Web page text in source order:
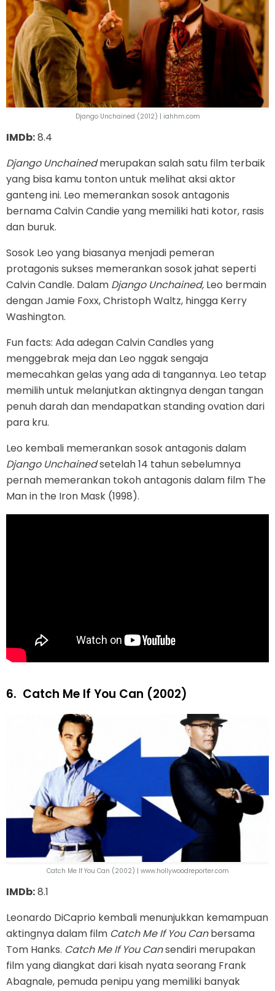
Django Unchained (2012) | iahhm.com
IMDb:8.4
Django Unchainedmerupakan salah satu film terbaik
yang bisa kamu tonton untuk melihat aksi aktor
ganteng ini. Leo memerankan sosok antagonis
bernama Calvin Candie yang memiliki hati kotor, rasis
dan buruk.
Sosok Leo yang biasanya menjadi pemeran
protagonis sukses memerankan sosok jahat seperti
Calvin Candle. Dalam Django Unchained, Leo bermain
dengan Jamie Foxx, Christoph Waltz, hingga Kerry
Washington.
Fun facts: Ada adegan Calvin Candles yang
menggebrak meja dan Leo nggak sengaja
memecahkan gelas yang ada di tangannya. Leo tetap
memilih untuk melanjutkan aktingnya dengan tangan
penuh darah dan mendapatkan standing ovation dari
para kru.
Leo kembali memerankan sosok antagonis dalam
Django Unchainedsetelah 14 tahun sebelumnya
pernah memerankan tokoh antagonis dalam film The
Man in the Iron Mask (1998).
6. Catch Me If You Can (2002)
Catch Me If You Can (2002) | www.hollywoodreporter.com
IMDb:8.1
Leonardo DiCaprio kembali menunjukkan kemampuan
aktingnya dalam film Catch Me If You Canbersama
Tom Hanks. Catch Me If You Cansendiri merupakan
film yang diangkat dari kisah nyata seorang Frank
Abagnale, pemuda penipu yang memiliki banyak